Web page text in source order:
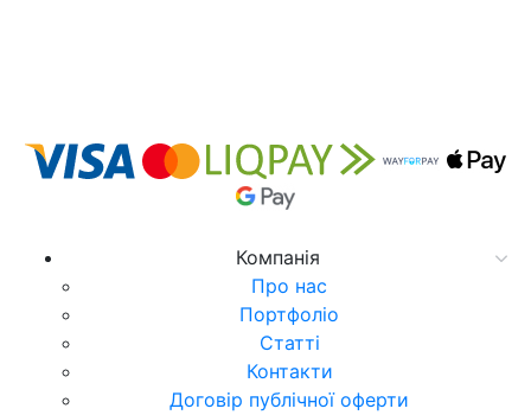
Компанія
Про нас
Портфоліо
Статті
Контакти
Договір публічної оферти